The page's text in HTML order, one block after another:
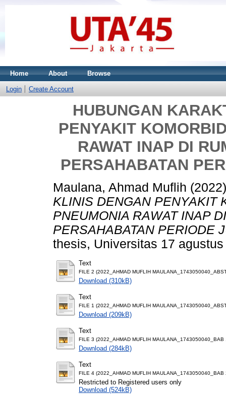
Home About Browse
Login Create Account
HUBUNGAN
PENYAKIT
RAWAT INAP DI
PERSAHABATAN
Maulana, Ahmad Muflih
KLINIS DENGAN PENYAKIT
PNEUMONIA RAWAT INAP
PERSAHABATAN PERIODE
thesis, Universitas 17
Text
FILE 2 (2022_AHMAD MUFLIH
Download (310kB)
Text
FILE 1 (2022_AHMAD MUFLIH
Download (209kB)
Text
FILE 3 (2022_AHMAD MUFLIH MAULANA_1743050040_BAB
Download (284kB)
Text
FILE 4 (2022_AHMAD MUFLIH MAULANA_1743050040_BAB
Restricted to Registered users only
Download (524kB)